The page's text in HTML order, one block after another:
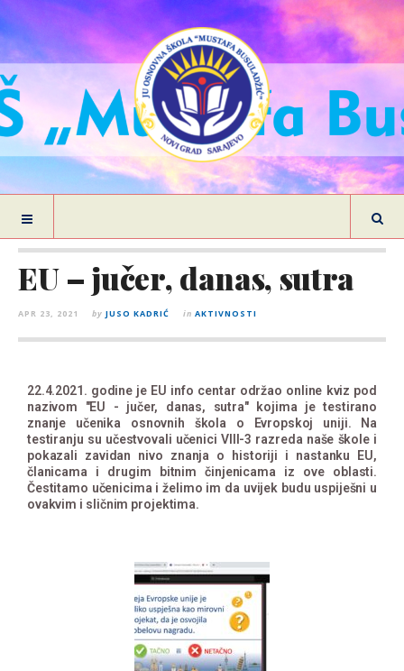
EU – jučer, danas, sutra
APR 23, 2021 by JUSO KADRIĆ in AKTIVNOSTI
22.4.2021. godine je EU info centar održao online kviz pod
nazivom "EU - jučer, danas, sutra" kojima je testirano
znanje učenika osnovnih škola o Evropskoj uniji. Na
testiranju su učestvovali učenici VIII-3 razreda naše škole i
pokazali zavidan nivo znanja o historiji i nastanku EU,
članicama i drugim bitnim činjenicama iz ove oblasti.
Čestitamo učenicima i želimo im da uvijek budu uspiješni u
ovakvim i sličnim projektima.